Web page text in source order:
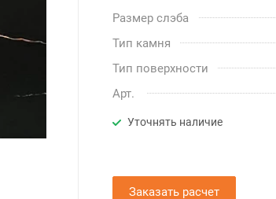
Размер слэба
Тип камня
Тип поверхности
Арт.
Уточнять наличие
Заказать расчет